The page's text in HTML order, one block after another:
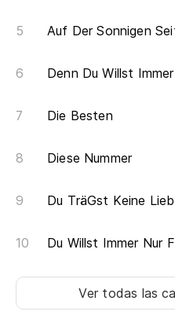
Auf Der Sonnigen
Denn Du Willst
Die Besten
Diese Nummer
Du TräGst Keine
Du Willst Immer Nur
Ver todas las